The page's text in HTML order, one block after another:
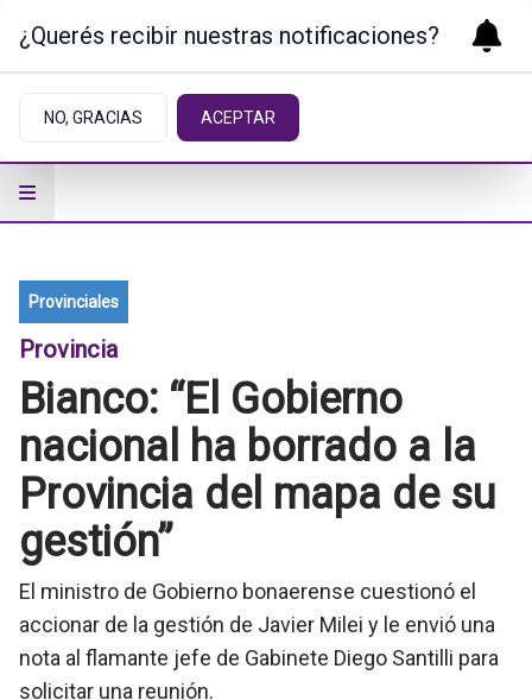
Provinciales
Provincia
Bianco: “El Gobierno
nacional ha borrado a la
Provincia del mapa de su
gestión”
El ministro de Gobierno bonaerense cuestionó el
accionar de la gestión de Javier Milei y le envió una
nota al flamante jefe de Gabinete Diego Santilli para
solicitar una reunión.
¿Querés recibir nuestras notificaciones?
NO, GRACIAS ACEPTAR